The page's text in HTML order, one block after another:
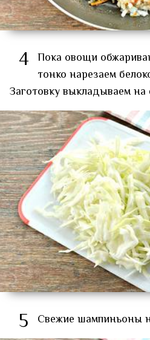
4 Пока овощи
тонко нарезаем
Заготовку выкладываем на
5 Свежие шампиньоны